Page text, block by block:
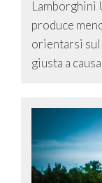
Lamborghini
produce
orientarsi
giusta a